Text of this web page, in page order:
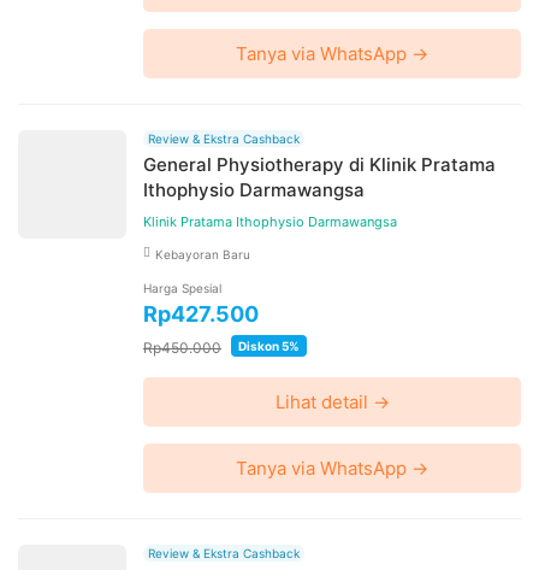
Tanya via WhatsApp →
Review & Ekstra Cashback
General Physiotherapy di Klinik Pratama
Ithophysio Darmawangsa
Klinik Pratama Ithophysio Darmawangsa
Kebayoran Baru
Harga Spesial
Rp427.500
Rp450.000 Diskon 5%
Lihat detail →
Tanya via WhatsApp →
Review & Ekstra Cashback